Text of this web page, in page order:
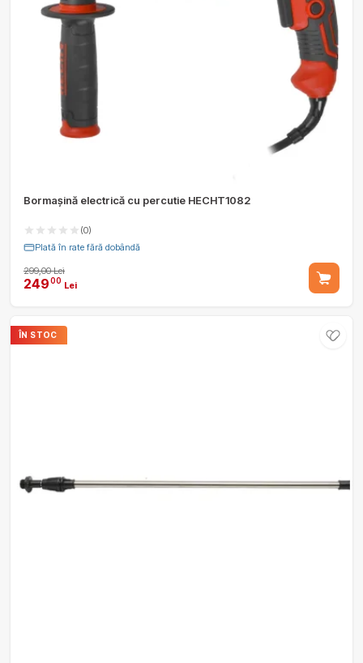
Bormașină electrică cu percutie HECHT1082
(0)
Plată în rate fără dobândă
299,00 Lei
24900 Lei
ÎN STOC